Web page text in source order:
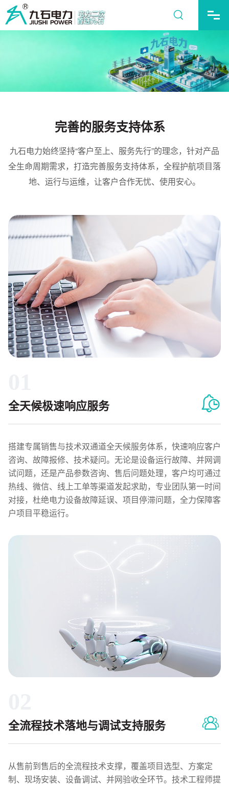
完善的服务支持体系
九石电力始终坚持“客户至上、服务先行”的理念，针对产品
全生命周期需求，打造完善服务支持体系，全程护航项目落
地、运行与运维，让客户合作无忧、使用安心。
全天候极速响应服务
搭建专属销售与技术双通道全天候服务体系，快速响应客户
咨询、故障报修、技术疑问。无论是设备运行故障、并网调
试问题，还是产品参数咨询、售后问题处理，客户均可通过
热线、微信、线上工单等渠道发起求助，专业团队第一时间
对接，杜绝电力设备故障延误、项目停滞问题，全力保障客
户项目平稳运行。
全流程技术落地与调试支持服务
从售前到售后的全流程技术支撑，覆盖项目选型、方案定
制、现场安装、设备调试、并网验收全环节。技术工程师提